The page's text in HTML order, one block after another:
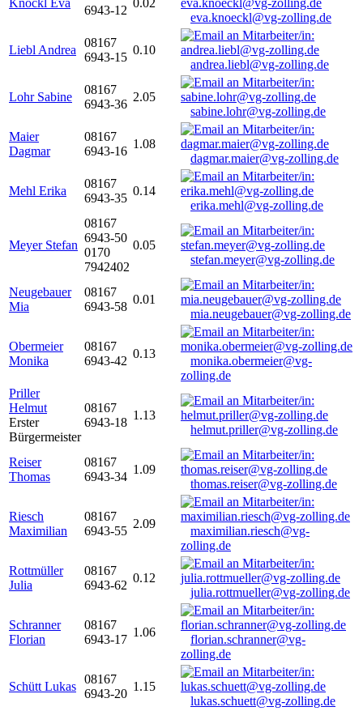
Knöckl Eva
6943-12
0.02
eva.knoeckl@vg-zolling.de
Liebl Andrea
08167
6943-15
0.10
andrea.liebl@vg-zolling.de
Lohr Sabine
08167
6943-36
2.05
sabine.lohr@vg-zolling.de
Maier
Dagmar
08167
6943-16
1.08
dagmar.maier@vg-zolling.de
Mehl Erika
08167
6943-35
0.14
erika.mehl@vg-zolling.de
Meyer Stefan
08167
6943-50
0170
7942402
0.05
stefan.meyer@vg-zolling.de
Neugebauer
Mia
08167
6943-58
0.01
mia.neugebauer@vg-zolling.de
Obermeier
Monika
08167
6943-42
0.13
monika.obermeier@vg-
zolling.de
Priller
Helmut
Erster
Bürgermeister
08167
6943-18
1.13
helmut.priller@vg-zolling.de
Reiser
Thomas
08167
6943-34
1.09
thomas.reiser@vg-zolling.de
Riesch
Maximilian
08167
6943-55
2.09
maximilian.riesch@vg-
zolling.de
Rottmüller
Julia
08167
6943-62
0.12
julia.rottmueller@vg-zolling.de
Schranner
Florian
08167
6943-17
1.06
florian.schranner@vg-
zolling.de
Schütt Lukas
08167
6943-20
1.15
lukas.schuett@vg-zolling.de